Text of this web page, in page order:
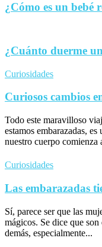
¿Cómo es un bebé
¿Cuánto duerme
Curiosidades
Curiosos cambios
Todo este maravilloso
estamos embarazadas,
nuestro cuerpo comienza
Curiosidades
Las embarazadas
Sí, parece ser que las
mágicos. Se dice que
demás, especialmente...